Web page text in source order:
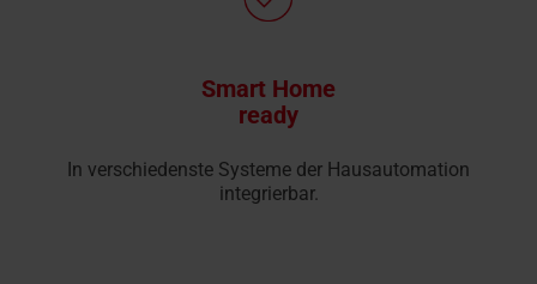
Smart Home
ready
In verschiedenste Systeme der Hausautomation
integrierbar.